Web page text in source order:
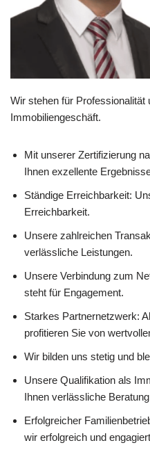
Wir stehen für Professionalität
Immobiliengeschäft.
Mit unserer Zertifizierung
Ihnen exzellente
Ständige Erreichbarkeit:
Erreichbarkeit.
Unsere zahlreichen
verlässliche Leistungen.
Unsere Verbindung zum
steht für Engagement.
Starkes Partnernetzwerk:
profitieren Sie von
Wir bilden uns stetig und
Unsere Qualifikation als
Ihnen verlässliche
Erfolgreicher
wir erfolgreich und